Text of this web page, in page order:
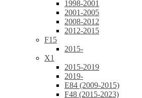
1998-2001
2001-2005
2008-2012
2012-2015
F15
2015-
X1
2015-2019
2019-
E84 (2009-2015)
F48 (2015-2023)